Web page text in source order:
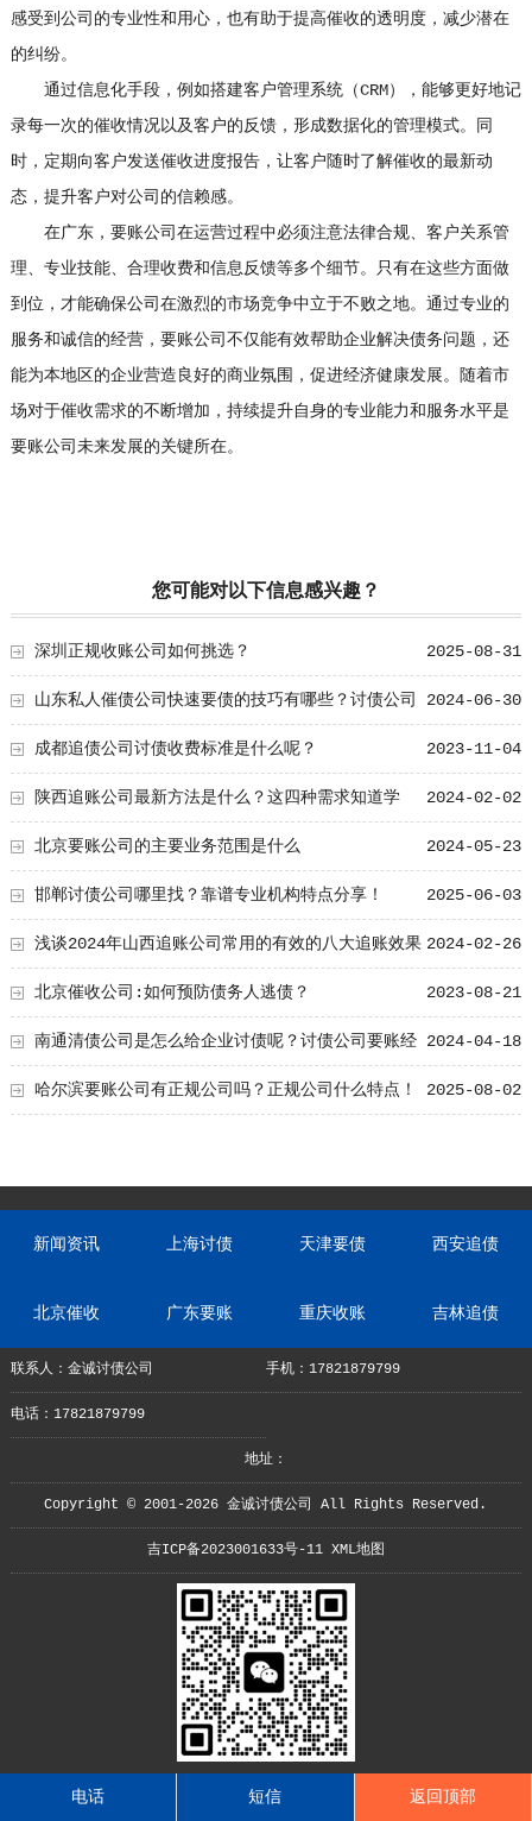
感受到公司的专业性和用心，也有助于提高催收的透明度，减少潜在
的纠纷。
通过信息化手段，例如搭建客户管理系统（CRM），能够更好地记
录每一次的催收情况以及客户的反馈，形成数据化的管理模式。同
时，定期向客户发送催收进度报告，让客户随时了解催收的最新动
态，提升客户对公司的信赖感。
在广东，要账公司在运营过程中必须注意法律合规、客户关系管
理、专业技能、合理收费和信息反馈等多个细节。只有在这些方面做
到位，才能确保公司在激烈的市场竞争中立于不败之地。通过专业的
服务和诚信的经营，要账公司不仅能有效帮助企业解决债务问题，还
能为本地区的企业营造良好的商业氛围，促进经济健康发展。随着市
场对于催收需求的不断增加，持续提升自身的专业能力和服务水平是
要账公司未来发展的关键所在。
您可能对以下信息感兴趣？
2025-08-31
深圳正规收账公司如何挑选？
2024-06-30
山东私人催债公司快速要债的技巧有哪些？讨债公司
快速要债的技巧 2023-11-04
成都追债公司讨债收费标准是什么呢？
2024-02-02
陕西追账公司最新方法是什么？这四种需求知道学
习！ 2024-05-23
北京要账公司的主要业务范围是什么
2025-06-03
邯郸讨债公司哪里找？靠谱专业机构特点分享！
2024-02-26
浅谈2024年山西追账公司常用的有效的八大追账效果
2023-08-21
北京催收公司:如何预防债务人逃债？
2024-04-18
南通清债公司是怎么给企业讨债呢？讨债公司要账经
验总结 2025-08-02
哈尔滨要账公司有正规公司吗？正规公司什么特点！
新闻资讯 上海讨债 天津要债 西安追债
北京催收 广东要账 重庆收账 吉林追债
联系人：金诚讨债公司 手机：17821879799
电话：17821879799
地址：
Copyright © 2001-2026 金诚讨债公司 All Rights Reserved.
吉ICP备2023001633号-11 XML地图
电话 短信 返回顶部